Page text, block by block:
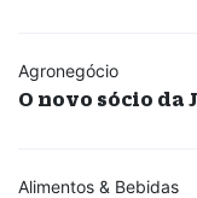
Agronegócio
O novo sócio da
Alimentos & Bebidas